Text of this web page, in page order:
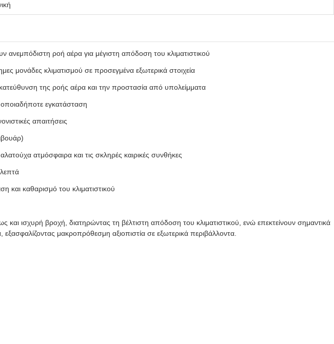
ανεμπόδιστη ροή αέρα για μέγιστη απόδοση του κλιματιστικού
μονάδες κλιματισμού σε προσεγμένα εξωτερικά στοιχεία
της ροής αέρα και την προστασία από υπολείμματα
εγκατάσταση
απαιτήσεις
ατμόσφαιρα και τις σκληρές καιρικές συνθήκες
και καθαρισμό του κλιματιστικού
ισχυρή βροχή, διατηρώντας τη βέλτιστη απόδοση του κλιματιστικού, ενώ επεκτείνουν σημαντικά
μακροπρόθεσμη αξιοπιστία σε εξωτερικά περιβάλλοντα.